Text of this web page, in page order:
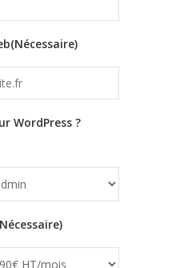
(Nécessaire)
WordPress ?